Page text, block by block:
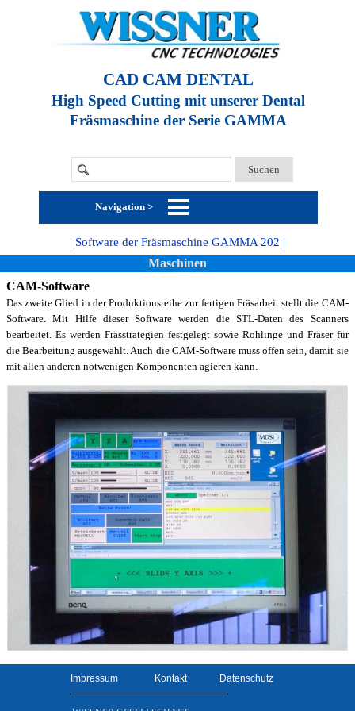
Suchen
CAD CAM DENTAL
High Speed Cutting mit unserer Dental
Fräsmaschine der Serie GAMMA
Navigation >
| Software der Fräsmaschine GAMMA 202 |
Maschinen
CAM-Software
Das zweite Glied in der Produktionsreihe zur fertigen Fräsarbeit stellt die CAM-
Software.Mit Hilfe dieser Software werden die STL-Daten des Scanners
bearbeitet. Es werden Frässtrategien festgelegt sowie Rohlinge und Fräser für
die Bearbeitung ausgewählt.Auch die CAM-Software muss offen sein, damit sie
mit allen anderen notwenigen Komponenten agieren kann.
Impressum Kontakt
Datenschutz